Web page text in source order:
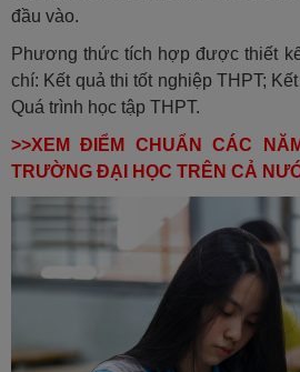
đầu vào.
Phương thức tích hợp được thiết
chí: Kết quả thi tốt nghiệp THPT;
Quá trình học tập THPT.
>>XEM ĐIỂM CHUẨN CÁC
TRƯỜNG ĐẠI HỌC TRÊN CẢ